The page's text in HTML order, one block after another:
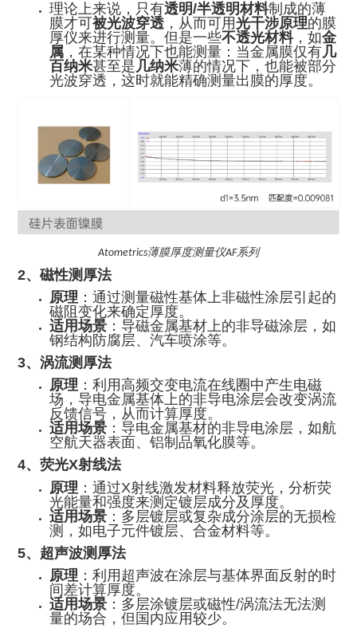
理论上来说，只有透明/半透明材料制成的薄
膜才可被光波穿透 ，从而可用光干涉原理的膜
厚仪来进行测量。但是一些不透光材料，如金
属 ，在某种情况下也能测量：当金属膜仅有几
百纳米甚至是几纳米薄的情况下，也能被部分
光波穿透，这时就能精确测量出膜的厚度。
Atometrics薄膜厚度测量仪AF系列
2、磁性测厚法
原理 ：通过测量磁性基体上非磁性涂层引起的
磁阻变化来确定厚度。
适用场景 ：导磁金属基材上的非导磁涂层，如
钢结构防腐层、汽车喷涂等。
3、涡流测厚法
原理 ：利用高频交变电流在线圈中产生电磁
场，导电金属基体上的非导电涂层会改变涡流
反馈信号，从而计算厚度。
适用场景 ：导电金属基材的非导电涂层，如航
空航天器表面、铝制品氧化膜等。
4、荧光X射线法
原理 ：通过X射线激发材料释放荧光，分析荧
光能量和强度来测定镀层成分及厚度。
适用场景 ：多层镀层或复杂成分涂层的无损检
测，如电子元件镀层、合金材料等。
5、超声波测厚法
原理 ：利用超声波在涂层与基体界面反射的时
间差计算厚度。
适用场景 ：多层涂镀层或磁性/涡流法无法测
量的场合，但国内应用较少。